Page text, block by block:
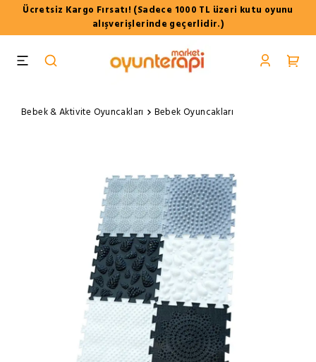
Ücretsiz Kargo Fırsatı! (Sadece 1000 TL üzeri kutu oyunu
alışverişlerinde geçerlidir.)
Bebek & Aktivite Oyuncakları Bebek Oyuncakları